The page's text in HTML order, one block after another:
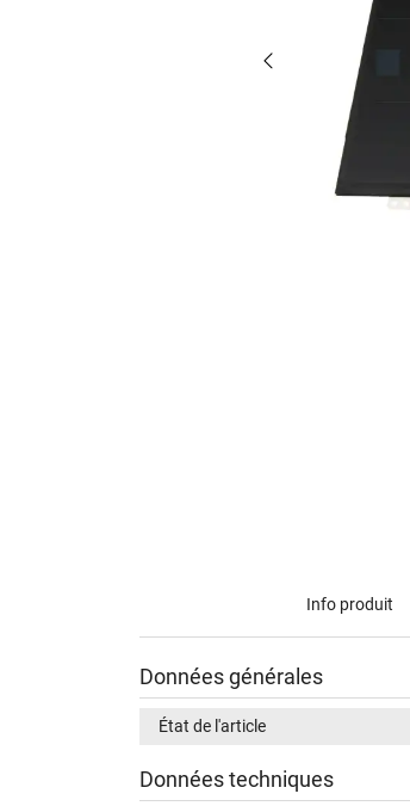
Info produit
Données générales
État de l'article
Données techniques